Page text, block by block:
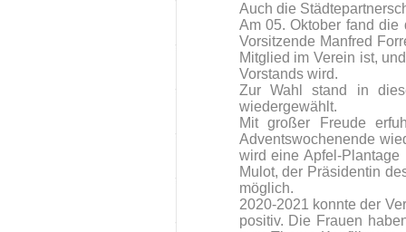
Auch die
Am 05. Oktober fand die
Vorsitzende Manfred
Mitglied im Verein ist,
Vorstands wird.
Zur Wahl stand in
wiedergewählt.
Mit großer Freude
Adventswochenende
wird eine Apfel-
Mulot, der Präsidentin
möglich.
2020-2021 konnte der
positiv. Die Frauen